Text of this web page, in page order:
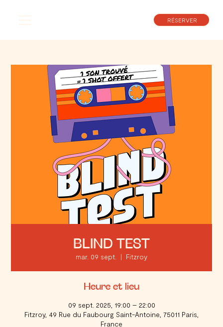
RÉSERVER
BLIND TEST
mar. 09 sept.
  |
Fitzroy
Heure et lieu
09 sept. 2025, 19:00 – 22:00
Fitzroy, 49 Rue du Faubourg Saint-Antoine, 75011 Paris,
France